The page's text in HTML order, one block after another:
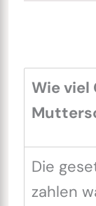
Wie viel
Die
zahlen